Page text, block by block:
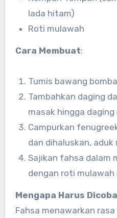
lada hitam)
Roti mulawah
Cara Membuat:
Tumis bawang
Tambahkan daging
masak hingga daging
Campurkan
dan dihaluskan, aduk
Sajikan fahsa dalam
dengan roti mulawah
Mengapa Harus Dicoba
Fahsa menawarkan